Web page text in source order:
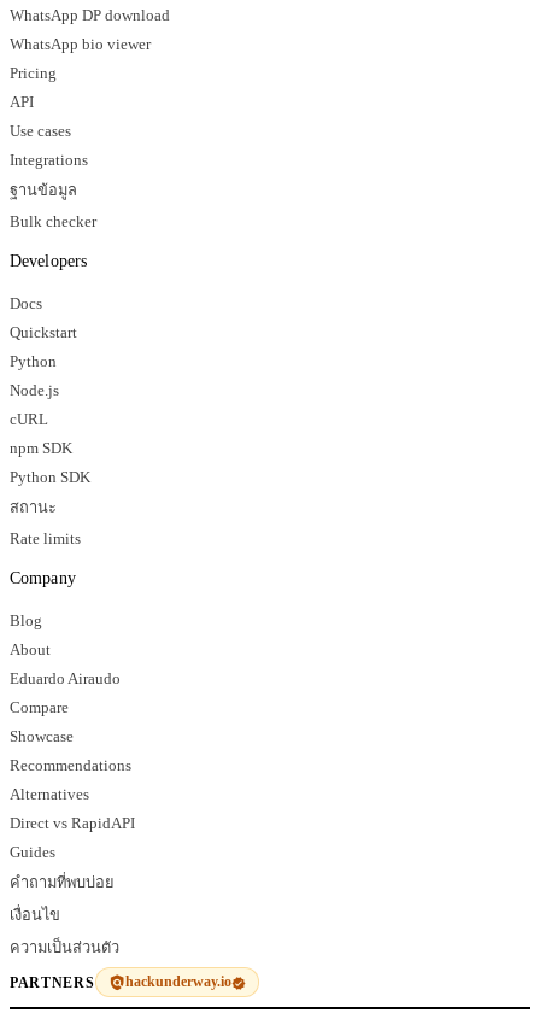
WhatsApp DP download
WhatsApp bio viewer
Pricing
API
Use cases
Integrations
ฐานข้อมูล
Bulk checker
Developers
Docs
Quickstart
Python
Node.js
cURL
npm SDK
Python SDK
สถานะ
Rate limits
Company
Blog
About
Eduardo Airaudo
Compare
Showcase
Recommendations
Alternatives
Direct vs RapidAPI
Guides
คำถามที่พบบ่อย
เงื่อนไข
ความเป็นส่วนตัว
PARTNERS hackunderway.io